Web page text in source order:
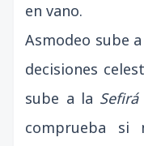
en vano.
Asmodeo sube
decisiones
sube a la
comprueba si